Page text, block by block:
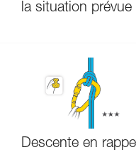
la situation prévue
Descente en